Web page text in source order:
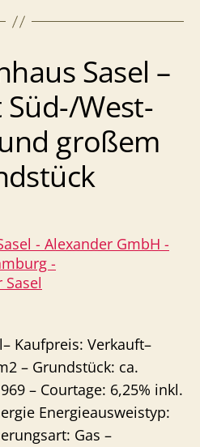
Sasel –
West-
großem
Kaufpreis: Verkauft–
– Grundstück: ca.
– Courtage: 6,25% inkl.
Energieausweistyp:
Gas –